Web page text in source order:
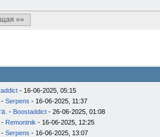
»»
- 16-06-2025, 05:15
- Serpens - 16-06-2025, 11:37
- Boostaddict - 26-06-2025, 01:08
- Remontnik - 16-06-2025, 12:25
- Serpens - 16-06-2025, 13:07